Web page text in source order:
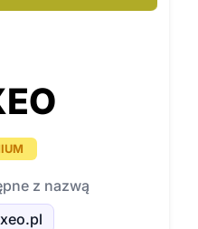
z nazwą